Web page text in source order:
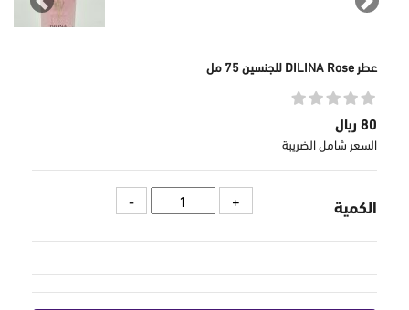
Next
عطر DILINA Rose للجنسين 75 مل
80 ريال
السعر شامل الضريبة
الكمية